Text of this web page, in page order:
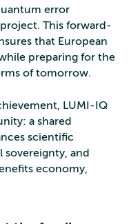
error
This forward-
that European
preparing for the
of tomorrow.
LUMI-IQ
a shared
scientific
and
economy,